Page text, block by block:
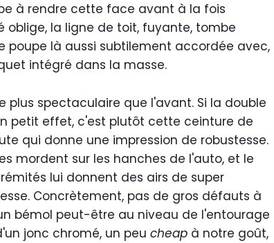
à rendre cette face avant à la fois
oblige, la ligne de toit, fuyante, tombe
poupe là aussi subtilement accordée avec,
intégré dans la masse.
plus spectaculaire que l'avant. Si la double
petit effet, c'est plutôt cette ceinture de
qui donne une impression de robustesse.
mordent sur les hanches de l'auto, et le
lui donnent des airs de super
Concrètement, pas de gros défauts à
bémol peut-être au niveau de l'entourage
jonc chromé, un peu cheap à notre goût,